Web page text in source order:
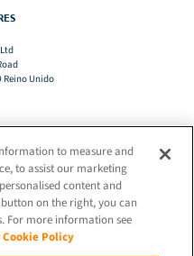
Reino Unido
LIGADO!
to measure and
to assist our marketing
content and
on the right, you can
For more information see
Cookie Policy